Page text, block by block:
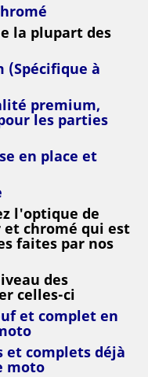
la plupart des
(Spécifique à
premium,
les parties
en place et
l'optique de
chromé qui est
faites par nos
des
celles-ci
et complet en
et complets déjà
moto